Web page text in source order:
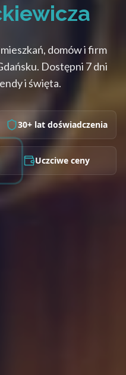
domów i firm
Dostępni 7 dni
i święta.
30+ lat doświadczenia
Uczciwe ceny